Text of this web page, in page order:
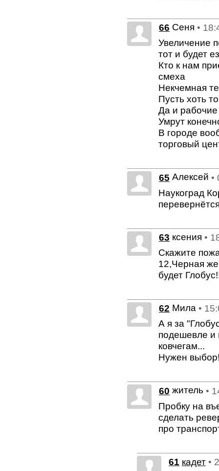
66 Сеня •
Увеличение
тот и будет
Кто к нам
смеха
Некчемная
Пусть хоть
Да и
Умрут
В городе
торговый
65 Алексей •
Наукоград
63 ксения •
Скажите
12,Черная
будет
62 Мила •
А я за
подешевле и
ковчегам...
Нужен
60 житель •
Пробку на
сделать
про
61 кадет •